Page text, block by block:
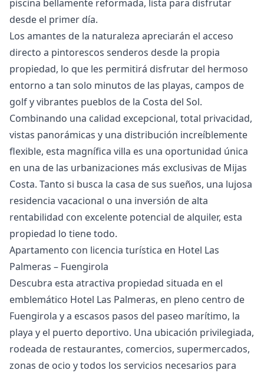
piscina bellamente reformada, lista para disfrutar
desde el primer día.
Los amantes de la naturaleza apreciarán el acceso
directo a pintorescos senderos desde la propia
propiedad, lo que les permitirá disfrutar del hermoso
entorno a tan solo minutos de las playas, campos de
golf y vibrantes pueblos de la Costa del Sol.
Combinando una calidad excepcional, total privacidad,
vistas panorámicas y una distribución increíblemente
flexible, esta magnífica villa es una oportunidad única
en una de las urbanizaciones más exclusivas de Mijas
‌Costa. ‌Tanto ‌si ‌busca ‌la casa de sus sueños, ‌una ‌lujosa
‌residencia vacacional o ‌una ‌inversión ‌de ‌alta
rentabilidad ‌con excelente potencial ‌de ‌alquiler, ‌esta
‌propiedad ‌lo ‌tiene ‌todo.
Apartamento con licencia turística en Hotel Las
Palmeras – Fuengirola
Descubra esta atractiva propiedad situada en el
emblemático Hotel Las Palmeras, en pleno centro de
Fuengirola y a escasos pasos del paseo marítimo, la
playa y el puerto deportivo. Una ubicación privilegiada,
rodeada de restaurantes, comercios, supermercados,
zonas de ocio y todos los servicios necesarios para